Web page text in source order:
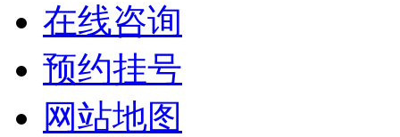
在线咨询
预约挂号
网站地图